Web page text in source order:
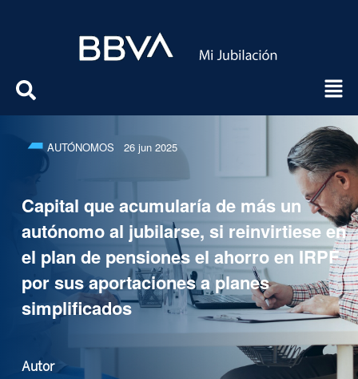
AUTÓNOMOS26 jun 2025
Capital que acumularía de más un
autónomo al jubilarse, si reinvirtiese en
el plan de pensiones el ahorro en IRPF
por sus aportaciones a planes
simplificados
Autor